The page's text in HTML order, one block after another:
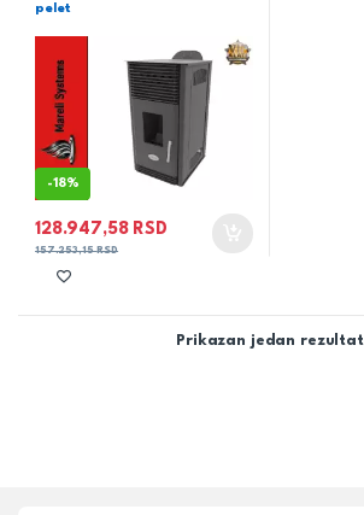
pelet
-18%
128.947,58 RSD
157.253,15RSD
Prikazan jedan rezultat